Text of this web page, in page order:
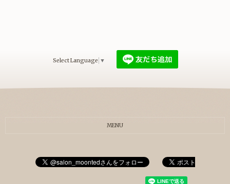
Select Language ▼
MENU